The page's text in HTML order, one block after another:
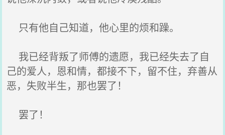
只有他自己知道，他心里的烦和躁。
我已经背叛了师傅的遗愿，我已经失去了自
己的爱人，恩和情，都接不下，留不住，弃善从
恶，失败半生，那也罢了！
罢了！